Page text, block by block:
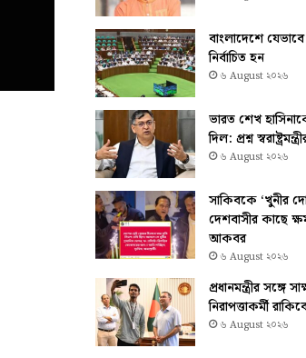
বাংলাদেশে যেভাবে
নির্বাচিত হন
৬ August ২০২৬
ভারত শেখ
দিল: প্রশ্ন
৬ August ২০২৬
সাকিবকে ‘খুনীর
দেশবাসীর কাছে
আকবর
৬ August ২০২৬
প্রধানমন্ত্রীর সঙ্গে
নিরাপত্তাকর্মী
৬ August ২০২৬